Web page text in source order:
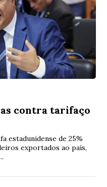
contra tarifaço
estadunidense de 25%
exportados ao país,